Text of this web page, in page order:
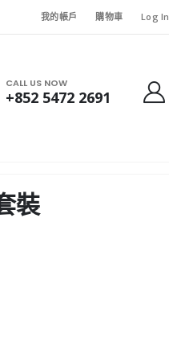
我的帳戶 購物車 Log In
CALL US NOW
+852 5472 2691
裝